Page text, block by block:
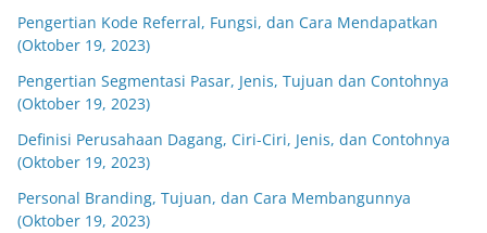
Pengertian Kode Referral, Fungsi, dan Cara Mendapatkan
(Oktober 19, 2023)
Pengertian Segmentasi Pasar, Jenis, Tujuan dan Contohnya
(Oktober 19, 2023)
Definisi Perusahaan Dagang, Ciri-Ciri, Jenis, dan Contohnya
(Oktober 19, 2023)
Personal Branding, Tujuan, dan Cara Membangunnya
(Oktober 19, 2023)